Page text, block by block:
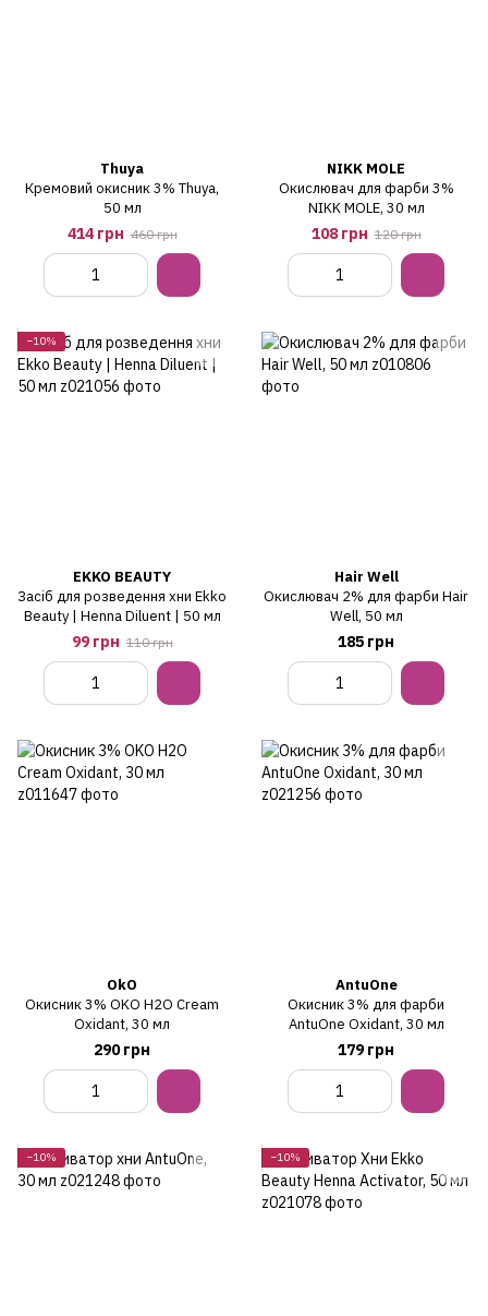
Thuya
Кремовий окисник 3% Thuya,
50 мл
414 грн 460 грн
NIKK MOLE
Окислювач для фарби 3%
NIKK MOLE, 30 мл
108 грн 120 грн
−10%
EKKO BEAUTY
Засіб для розведення хни Ekko
Beauty | Henna Diluent | 50 мл
99 грн 110 грн
Hair Well
Окислювач 2% для фарби Hair
Well, 50 мл
185 грн
OkO
Окисник 3% OKO H2O Cream
Oxidant, 30 мл
290 грн
AntuOne
Окисник 3% для фарби
AntuOne Oxidant, 30 мл
179 грн
−10% −10%